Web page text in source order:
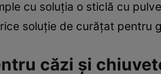
cu soluţia o sticlă cu
soluţie de curăţat pentru
căzi şi